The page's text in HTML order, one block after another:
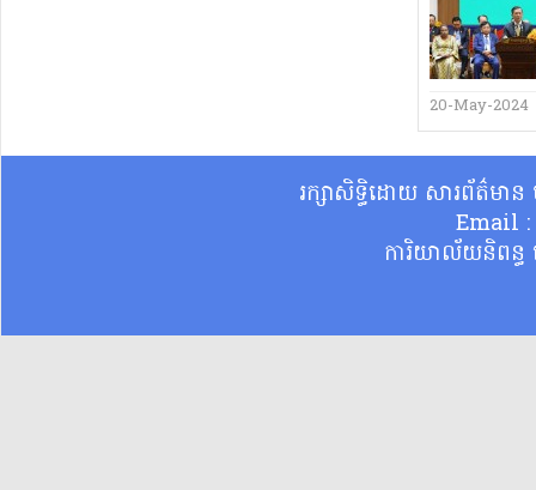
20-May-2024
រក្សាសិទ្ធិដោយ សារព័ត៌មា
Email
ការិយាល័យនិពន្ធ